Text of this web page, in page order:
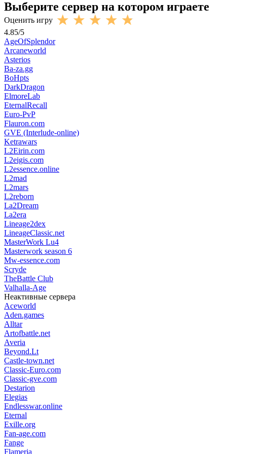
Выберите сервер на котором играете
Оценить игру
4.85/5
AgeOfSplendor
Arcaneworld
Asterios
Ba-za.gg
BoHpts
DarkDragon
ElmoreLab
EternalRecall
Euro-PvP
Flauron.com
GVE (Interlude-online)
Ketrawars
L2Eirin.com
L2eigis.com
L2essence.online
L2mad
L2mars
L2reborn
La2Dream
La2era
Lineage2dex
LineageClassic.net
MasterWork Lu4
Masterwork season 6
Mw-essence.com
Scryde
TheBattle Club
Valhalla-Age
Неактивные сервера
Aceworld
Aden.games
Alltar
Artofbattle.net
Averia
Beyond.Lt
Castle-town.net
Classic-Euro.com
Classic-gve.com
Destarion
Elegias
Endlesswar.online
Eternal
Exille.org
Fan-age.com
Fange
Flameria